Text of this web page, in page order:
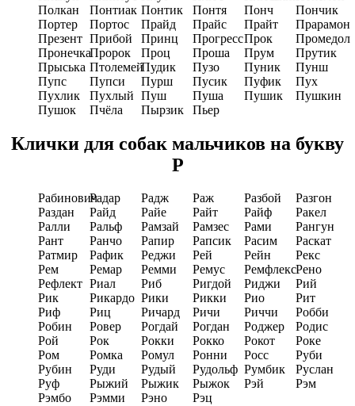
Полкан
Понтиак Понтик Понтя Понч
Пончик
Портер
Портос Прайд Прайс Прайт
Прарамон
Презент Прибой Принц ПрогрессПрок
Промедол
ПронечкаПророк Пpоц Проша Прум
Прутик
Прыська ПтолемейПудик Пузо Пуник
Пунш
Пупс
Пупси Пурш Пусик Пуфик
Пух
Пухлик
Пухлый Пуш Пуша Пушик
Пушкин
Пушок
Пчёла Пырзик Пьер
Клички для собак мальчиков на букву
Р
РабиновичРадар Радж Раж Разбой
Разгон
Раздан
Райд Райе Райт Райф
Ракел
Ралли
Ральф Рамзай Рамзес Рами
Рангун
Рант
Ранчо Рапир Рапсик Расим
Раскат
Ратмир
Рафик Реджи Рей Рейн
Рекс
Рем
Ремар Ремми Ремус РемфлексРено
Рефлект Риал Риб Ригдой Риджи
Рий
Рик
Рикардо Рики Рикки Рио
Рит
Риф
Риц Ричард Ричи Риччи
Робби
Робин
Ровер Рогдай Рогдан Роджер
Родис
Рой
Рок Рокки Рокко Рокот
Роке
Ром
Ромка Ромул Ронни Росс
Руби
Рубин
Руди Рудый Рудольф Румбик
Руслан
Руф
Рыжий Рыжик Рыжок Рэй
Рэм
Рэмбо
Рэмми Рэно Рэц